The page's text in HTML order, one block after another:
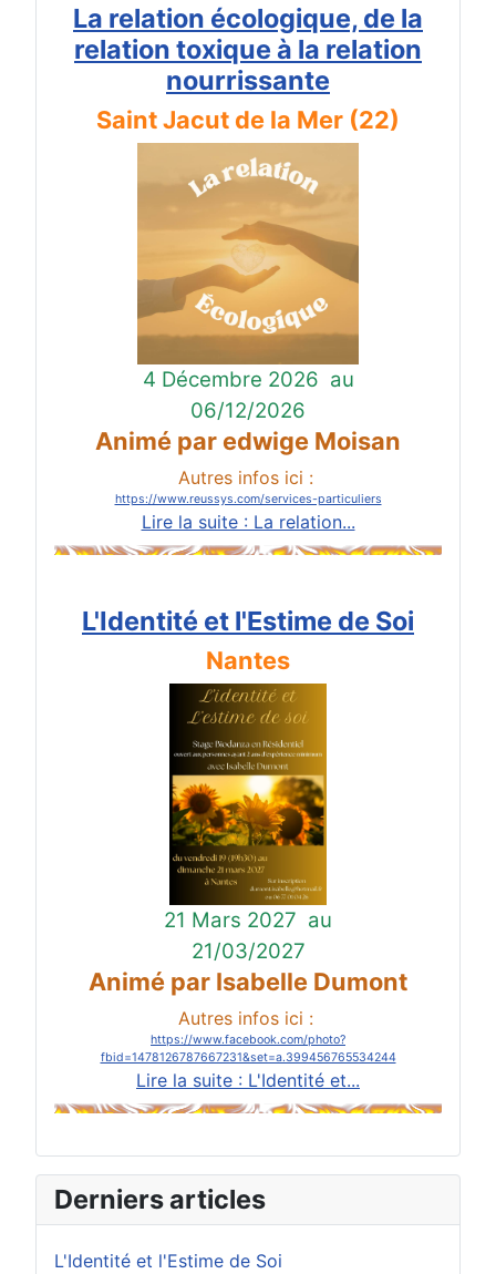
La relation écologique, de la
relation toxique à la relation
nourrissante
Saint Jacut de la Mer (22)
4 Décembre 2026 au
06/12/2026
Animé par edwige Moisan
Autres infos ici :
https://www.reussys.com/services-particuliers
Lire la suite : La relation...
L'Identité et l'Estime de Soi
Nantes
21 Mars 2027 au
21/03/2027
Animé par Isabelle Dumont
Autres infos ici :
https://www.facebook.com/photo?
fbid=1478126787667231&set=a.399456765534244
Lire la suite : L'Identité et...
Derniers articles
L'Identité et l'Estime de Soi